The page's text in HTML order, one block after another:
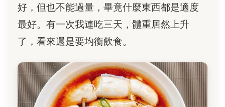
好，但也不能過量，畢竟什麼東西都是適度
最好。有一次我連吃三天，體重居然上升
了，看來還是要均衡飲食。